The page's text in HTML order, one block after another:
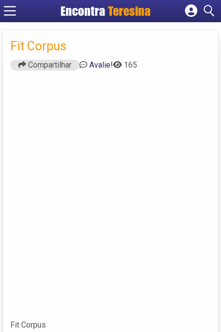
EncontraTeresina
Cadastrar empresa
Fit Corpus
Compartilhar Avalie! 165
Fit Corpus